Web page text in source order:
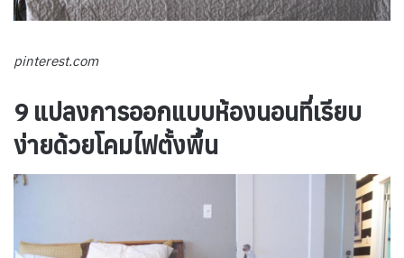
pinterest.com
9 แปลงการออกแบบห้องนอนที่เรียบ
ง่ายด้วยโคมไฟตั้งพื้น